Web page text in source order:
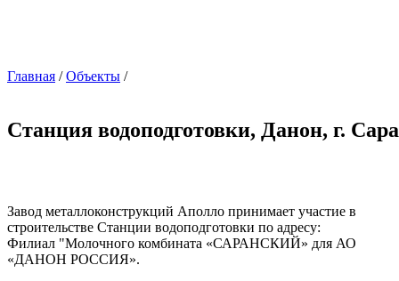
Главная /Объекты /
Станция водоподготовки, Данон, г.
Завод металлоконструкций Аполло принимает участие в
строительстве Станции водоподготовки по адресу:
Филиал "Молочного комбината «САРАНСКИЙ» для АО
«ДАНОН РОССИЯ».